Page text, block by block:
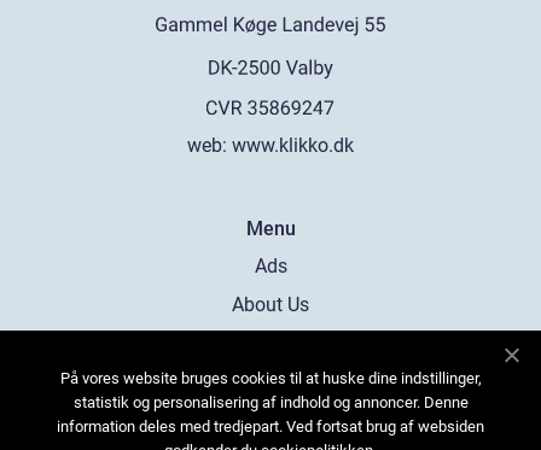
web: www.klikko.dk
Menu
Ads
About Us
Contact
Sitemap
På vores website bruges cookies til at huske dine indstillinger,
statistik og personalisering af indhold og annoncer. Denne
information deles med tredjepart. Ved fortsat brug af websiden